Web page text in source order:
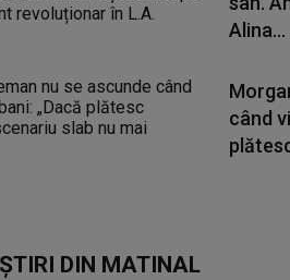
Alina...
când
DIN MATINAL